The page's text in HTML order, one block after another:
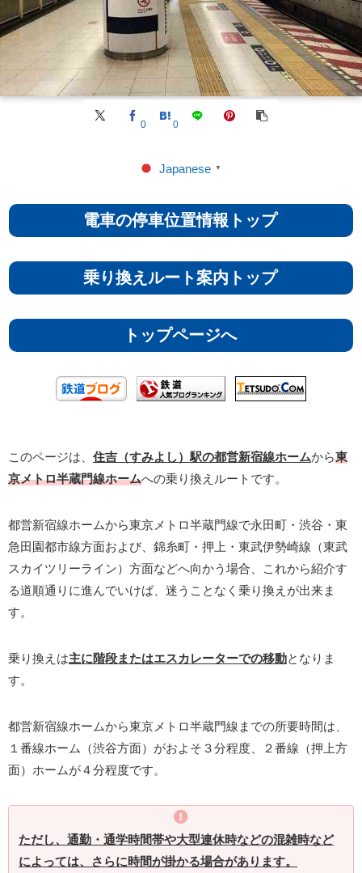
0 0
Japanese ▼
電車の停車位置情報トップ
乗り換えルート案内トップ
トップページへ
このページは、 住吉（すみよし）駅の都営新宿線ホームから東
京メトロ半蔵門線ホームへの乗り換えルートです。
都営新宿線ホームから東京メトロ半蔵門線で永田町・渋谷・東
急田園都市線方面および、錦糸町・押上・東武伊勢崎線（東武
スカイツリーライン）方面などへ向かう場合、これから紹介す
る道順通りに進んでいけば、迷うことなく乗り換えが出来ま
す。
乗り換えは主に階段またはエスカレーターでの移動となりま
す。
都営新宿線ホームから東京メトロ半蔵門線までの所要時間は、
１番線ホーム（渋谷方面）がおよそ３分程度、２番線（押上方
面）ホームが４分程度です。
ただし、通勤・通学時間帯や大型連休時などの混雑時など
によっては、さらに時間が掛かる場合があります。